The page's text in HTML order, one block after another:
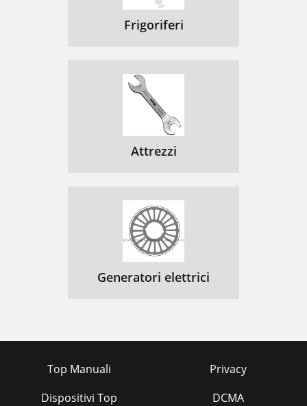
Frigoriferi
Attrezzi
Generatori elettrici
Top Manuali
Dispositivi Top
Privacy
DCMA